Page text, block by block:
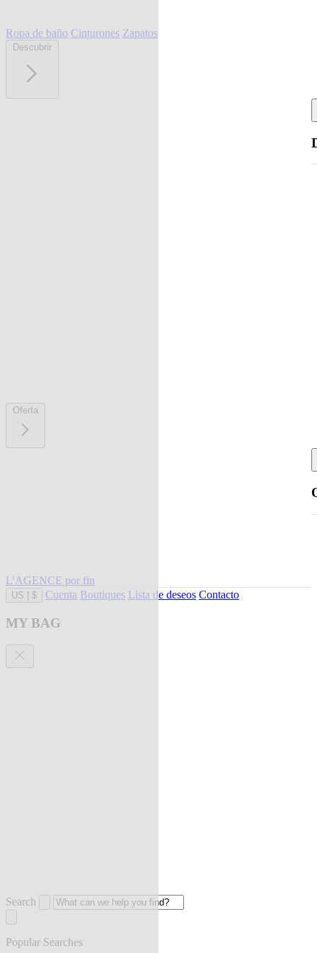
Ropa de baño Cinturones Zapatos
Descubrir
Oferta
L'AGENCE por fin
US $ Cuenta Boutiques Lista de deseos Contacto
MY BAG
Search
Popular Searches